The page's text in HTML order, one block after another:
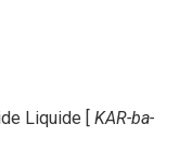
Liquide [ KAR-ba-